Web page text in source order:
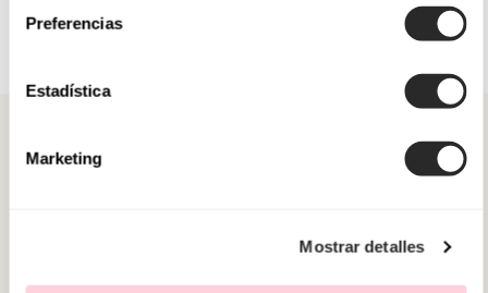
Preferencias
Estadística
Marketing
Mostrar detalles
BESOIN D'AIDE ?